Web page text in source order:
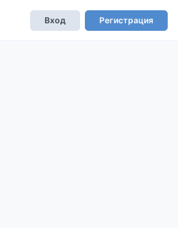
Вход Регистрация